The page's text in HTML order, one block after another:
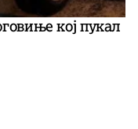
кој пукал